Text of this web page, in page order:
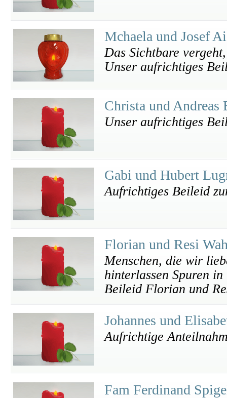
Mchaela und Josef
Das Sichtbare
Unser aufrichtiges
Christa und
Unser aufrichtiges
Gabi und Hubert
Aufrichtiges Beileid
Florian und Resi
Menschen, die wir
hinterlassen Spuren
Beileid Florian und
Johannes und
Aufrichtige
Fam Ferdinand